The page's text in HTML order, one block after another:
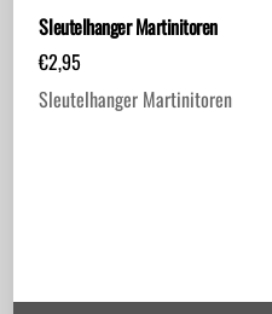
Sleutelhanger Martinitoren
€2,95
Sleutelhanger Martinitoren